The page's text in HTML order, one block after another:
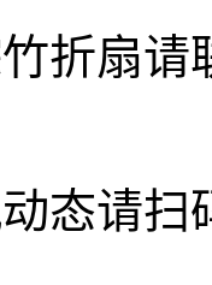
折扇请
态请扫